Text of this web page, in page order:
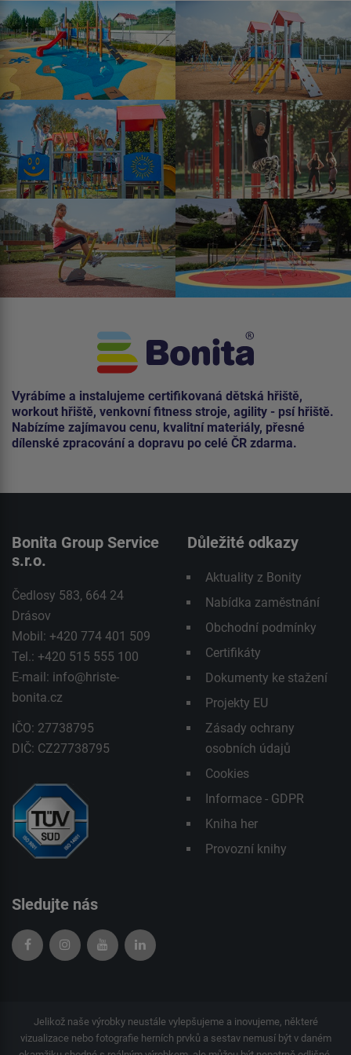
Vyrábíme a instalujeme certifikovaná dětská hřiště,
workout hřiště, venkovní fitness stroje, agility - psí hřiště.
Nabízíme zajímavou cenu, kvalitní materiály, přesné
dílenské zpracování a dopravu po celé ČR zdarma.
Bonita Group Service
s.r.o.
Čedlosy 583, 664 24
Drásov
Mobil: +420 774 401 509
Tel.: +420 515 555 100
E-mail: info@hriste-
bonita.cz
IČO: 27738795
DIČ: CZ27738795
Důležité odkazy
Aktuality z Bonity
Nabídka zaměstnání
Obchodní podmínky
Certifikáty
Dokumenty ke stažení
Projekty EU
Zásady ochrany
osobních údajů
Cookies
Informace - GDPR
Kniha her
Provozní knihy
Sledujte nás
Jelikož naše výrobky neustále vylepšujeme a inovujeme, některé
vizualizace nebo fotografie herních prvků a sestav nemusí být v daném